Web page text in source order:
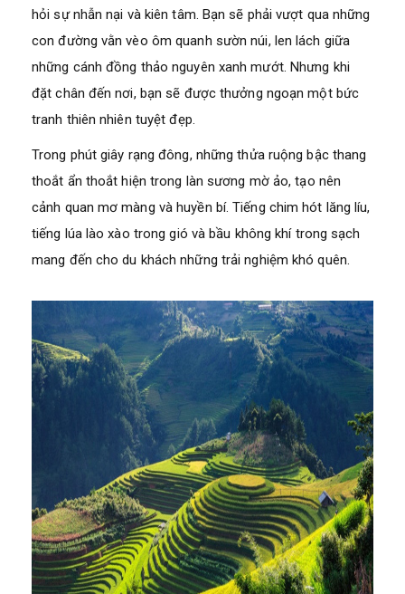
hỏi sự nhẫn nại và kiên tâm. Bạn sẽ phải vượt qua những
con đường vằn vèo ôm quanh sườn núi, len lách giữa
những cánh đồng thảo nguyên xanh mướt. Nhưng khi
đặt chân đến nơi, bạn sẽ được thưởng ngoạn một bức
tranh thiên nhiên tuyệt đẹp.
Trong phút giây rạng đông, những thửa ruộng bậc thang
thoắt ẩn thoắt hiện trong làn sương mờ ảo, tạo nên
cảnh quan mơ màng và huyền bí. Tiếng chim hót lăng líu,
tiếng lúa lào xào trong gió và bầu không khí trong sạch
mang đến cho du khách những trải nghiệm khó quên.